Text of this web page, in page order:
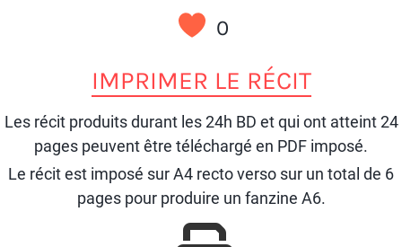
0
IMPRIMER LE RÉCIT
Les récit produits durant les 24h BD et qui ont atteint 24
pages peuvent être téléchargé en PDF imposé.
Le récit est imposé sur A4 recto verso sur un total de 6
pages pour produire un fanzine A6.